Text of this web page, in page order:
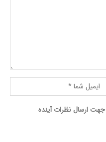
جهت ارسال نظرات آینده